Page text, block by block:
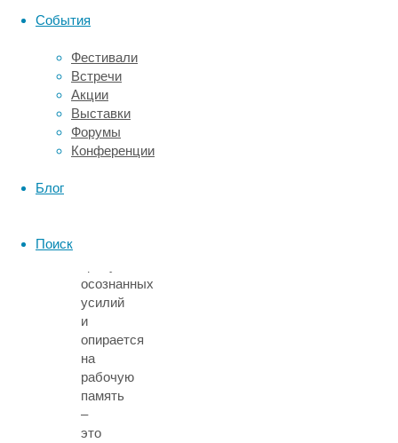
События
Фестивали
Встречи
Акции
Выставки
Форумы
Конференции
Блог
Поиск
под
вентральная
передняя
поясная
кора
и
вентромедиальная
осознанных
усилий
и
опирается
на
рабочую
память
–
это